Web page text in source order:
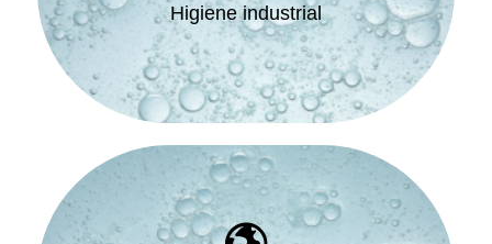
Higiene industrial